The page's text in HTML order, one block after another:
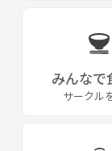
○E-mail → 《メー
みんなで
サークル